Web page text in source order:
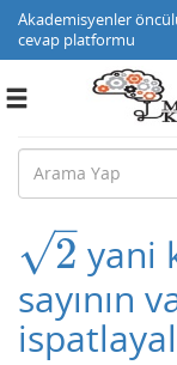
Akademisyenler
cevap platformu
Toggle
2
–
√
2
yani
sayının